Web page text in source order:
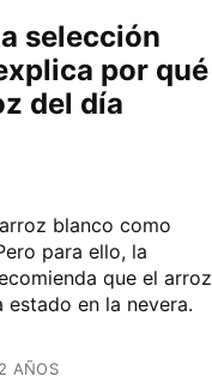
selección
por qué
del día
blanco como
para ello, la
que el arroz
en la nevera.
AÑOS